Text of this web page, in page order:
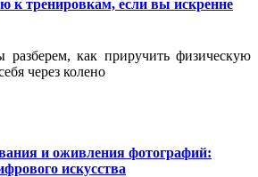
к тренировкам, если вы искренне
разберем, как приручить физическую
через колено
и оживления фотографий:
искусства